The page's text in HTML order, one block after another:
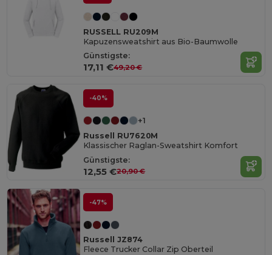
RUSSELL RU209M
Kapuzensweatshirt aus Bio-Baumwolle
Günstigste:
17,11 €49,20 €
-40%
+1
Russell RU7620M
Klassischer Raglan-Sweatshirt Komfort
Günstigste:
12,55 €20,90 €
-47%
Russell JZ874
Fleece Trucker Collar Zip Oberteil